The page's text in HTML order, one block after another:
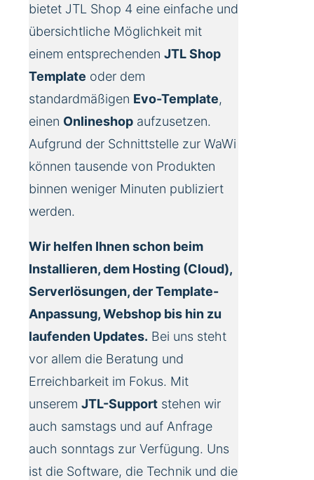
bietet JTL Shop 4 eine einfache und
übersichtliche Möglichkeit mit
einem entsprechenden JTL Shop
Template oder dem
standardmäßigen Evo-Template,
einen Onlineshop aufzusetzen.
Aufgrund der Schnittstelle zur WaWi
können tausende von Produkten
binnen weniger Minuten publiziert
werden.
Wir helfen Ihnen schon beim
Installieren, dem Hosting (Cloud),
Serverlösungen, der Template-
Anpassung, Webshop bis hin zu
laufenden Updates. Bei uns steht
vor allem die Beratung und
Erreichbarkeit im Fokus. Mit
unserem JTL-Support stehen wir
auch samstags und auf Anfrage
auch sonntags zur Verfügung. Uns
ist die Software, die Technik und die